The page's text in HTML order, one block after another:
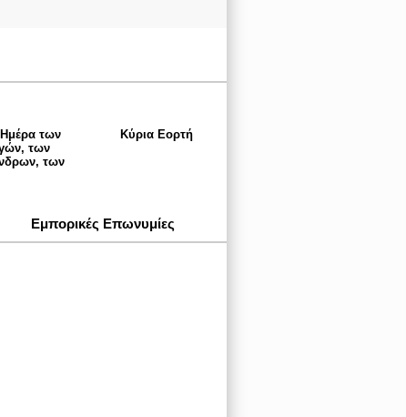
των
των
των
Κύρια Εορτή
Εμπορικές Επωνυμίες